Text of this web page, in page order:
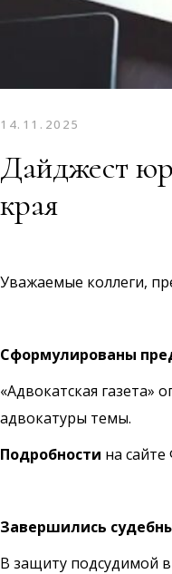
14.11.2025
Дайджест
края
Уважаемые коллеги,
Сформулированы
«Адвокатская
адвокатуры темы.
Подробности на
Завершились
В защиту подсудимой